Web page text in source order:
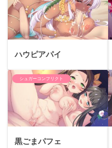
ハウピアパイ
シュガーコンフリクト
黒ごまパフェ